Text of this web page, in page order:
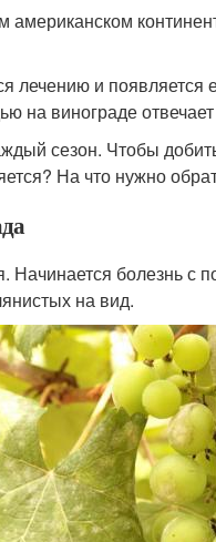
американском
лечению и появляется
на винограде
сезон. Чтобы
На что нужно
Начинается болезнь с
на вид.